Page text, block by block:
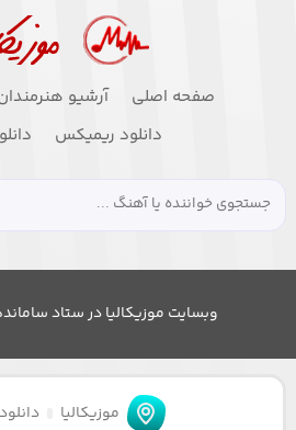
صفحه اصلی آرشیو
دانلود ریمیکس
وبسایت موزیکالیا در ستاد
موزیکالیا